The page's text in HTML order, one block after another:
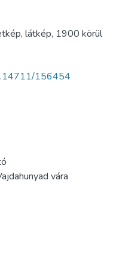
, látkép, 1900 körül
156454
vára